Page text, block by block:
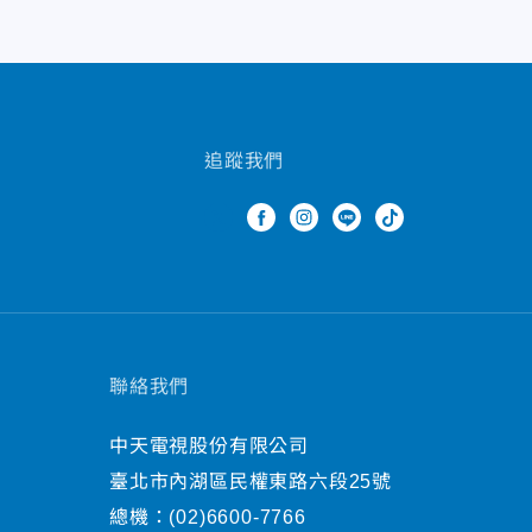
追蹤我們
聯絡我們
中天電視股份有限公司
臺北市內湖區民權東路六段25號
總機： (02)6600-7766